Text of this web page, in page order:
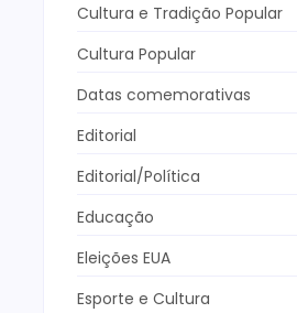
Cultura e Tradição Popular
Cultura Popular
Datas comemorativas
Editorial
Editorial/Política
Educação
Eleições EUA
Esporte e Cultura